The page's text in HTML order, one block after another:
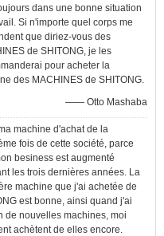
dans une bonne situation
Si n'importe quel corps me
que diriez-vous des
de SHITONG, je les
pour acheter la
des MACHINES de SHITONG.
—— Otto Mashaba
machine d'achat de la
fois de cette société, parce
besiness est augmenté
les trois dernières années. La
machine que j'ai achetée de
est bonne, ainsi quand j'ai
de nouvelles machines, moi
achètent de elles encore.